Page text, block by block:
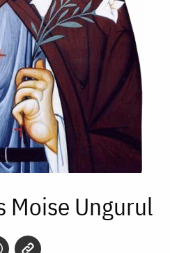
Moise Ungurul